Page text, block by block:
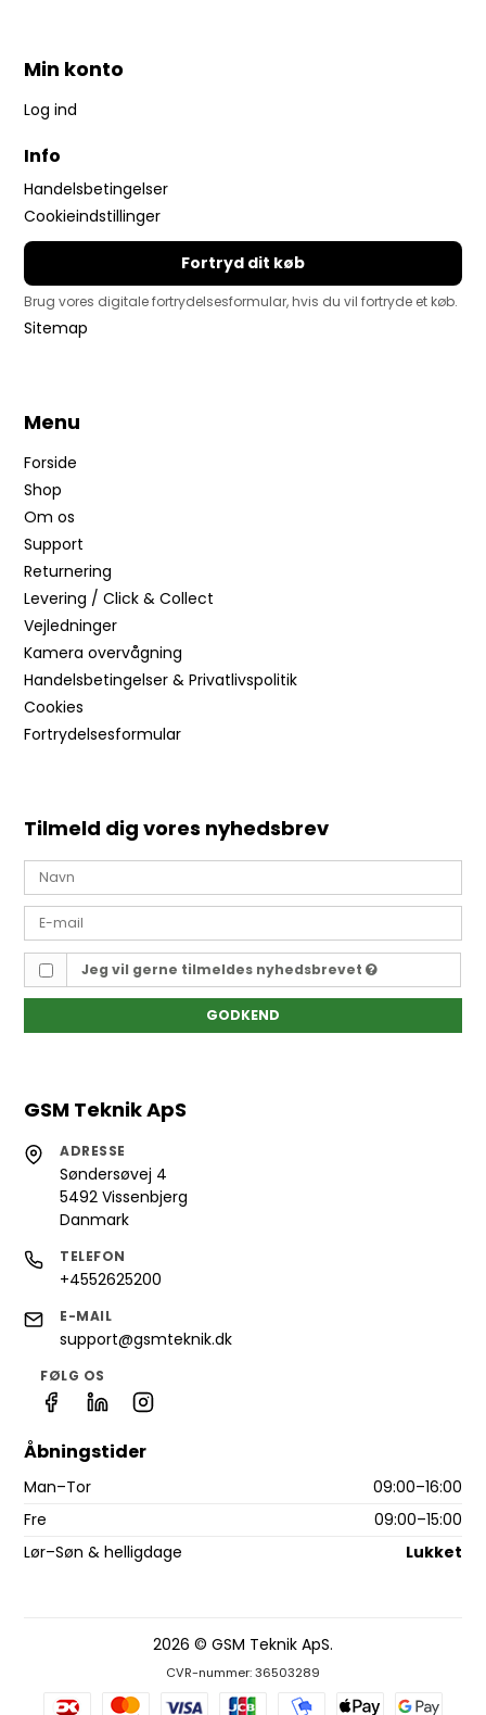
Min konto
Log ind
Info
Handelsbetingelser
Cookieindstillinger
Fortryd dit køb
Brug vores digitale fortrydelsesformular, hvis du vil fortryde et køb.
Sitemap
Menu
Forside
Shop
Om os
Support
Returnering
Levering / Click & Collect
Vejledninger
Kamera overvågning
Handelsbetingelser & Privatlivspolitik
Cookies
Fortrydelsesformular
Tilmeld dig vores nyhedsbrev
Jeg vil gerne tilmeldes nyhedsbrevet
GODKEND
GSM Teknik ApS
ADRESSE
Søndersøvej 4
5492 Vissenbjerg
Danmark
TELEFON
+4552625200
E-MAIL
support@gsmteknik.dk
FØLG OS
Åbningstider
Man–Tor
09:00–16:00
Fre
09:00–15:00
Lør–Søn & helligdage
Lukket
2026 © GSM Teknik ApS.
CVR-nummer: 36503289